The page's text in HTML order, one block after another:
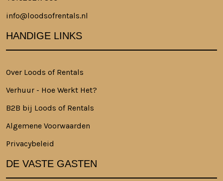
info@loodsofrentals.nl
HANDIGE LINKS
Over Loods of Rentals
Verhuur - Hoe Werkt Het?
B2B bij Loods of Rentals
Algemene Voorwaarden
Privacybeleid
DE VASTE GASTEN